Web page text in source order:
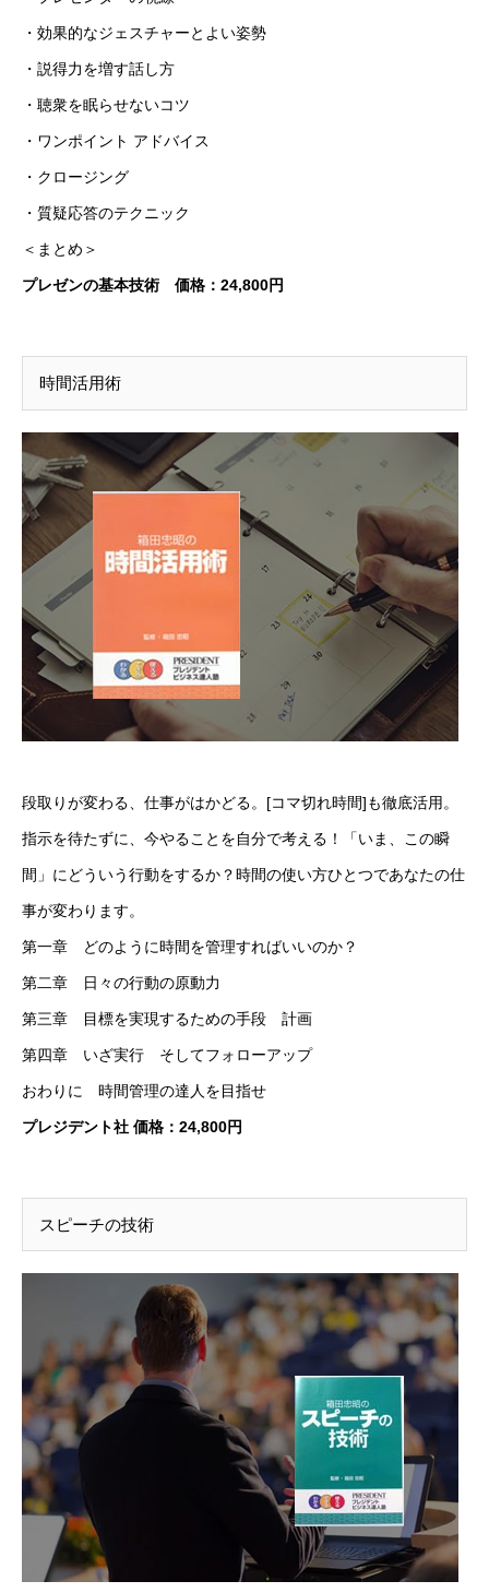
・効果的なジェスチャーとよい姿勢
・説得力を増す話し方
・聴衆を眠らせないコツ
・ワンポイント アドバイス
・クロージング
・質疑応答のテクニック
＜まとめ＞
プレゼンの基本技術 価格：24,800円
時間活用術
段取りが変わる、仕事がはかどる。[コマ切れ時間]も徹底活用。
指示を待たずに、今やることを自分で考える！「いま、この瞬
間」にどういう行動をするか？時間の使い方ひとつであなたの仕
事が変わります。
第一章 どのように時間を管理すればいいのか？
第二章 日々の行動の原動力
第三章 目標を実現するための手段 計画
第四章 いざ実行 そしてフォローアップ
おわりに 時間管理の達人を目指せ
プレジデント社 価格：24,800円
スピーチの技術